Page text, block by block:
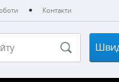
Контакти